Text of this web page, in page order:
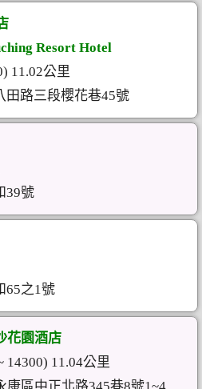
Resort Hotel
11.02公里
田路三段櫻花巷45號
39號
65之1號
花園酒店
14300) 11.04公里